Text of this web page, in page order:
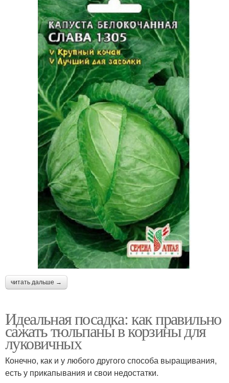
читать дальше →
Идеальная посадка: как правильно
сажать тюльпаны в корзины для
луковичных
Конечно, как и у любого другого способа выращивания,
есть у прикапывания и свои недостатки.